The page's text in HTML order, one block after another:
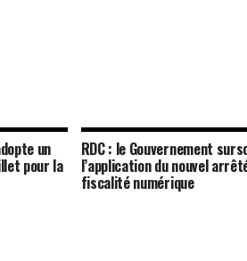
un
pour la
RDC : le Gouvernement
l’application du nouvel
fiscalité numérique